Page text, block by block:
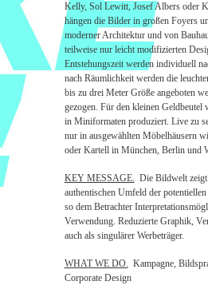
Kelly, Sol Lewitt, Josef Albers oder
hängen die Bilder in großen Foyers
moderner Architektur und von
teilweise nur leicht modifizierten
Entstehungszeit werden individuell
nach Räumlichkeit werden die
bis zu drei Meter Größe angeboten
gezogen. Für den kleinen Geldbeutel
in Miniformaten produziert. Live zu
nur in ausgewählten Möbelhäusern
oder Kartell in München, Berlin und
KEY MESSAGE. Die Bildwelt
authentischen Umfeld der
so dem Betrachter
Verwendung. Reduzierte Graphik,
auch als singulärer Werbeträger.
WHAT WE DO. Kampagne,
Corporate Design